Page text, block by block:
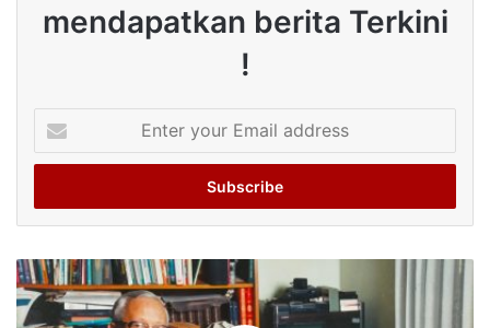
mendapatkan berita Terkini
!
your
Email